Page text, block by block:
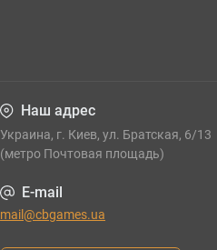
Наш адрес
Украина, г. Киев, ул. Братская, 6/13
(метро Почтовая площадь)
E-mail
mail@cbgames.ua